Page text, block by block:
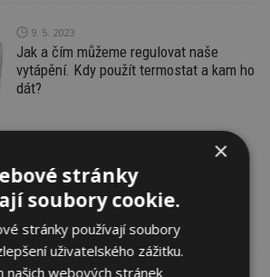
9. 5. 2023
Jak a čím můžeme regulovat naše
vytápění. Kdy použít termostat a kam ho
dát?
Kdy je čas na výměnu starého
plynového kotle za kondenzační kotel?
Teď je ideální doba
×
stránky
soubory cookie.
stránky používají soubory
uživatelského zážitku.
našich webových stránek